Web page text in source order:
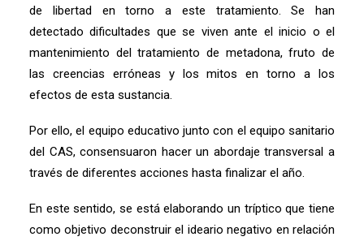
de libertad en torno a este tratamiento. Se han
detectado dificultades que se viven ante el inicio o el
mantenimiento del tratamiento de metadona, fruto de
las creencias erróneas y los mitos en torno a los
efectos de esta sustancia.
Por ello, el equipo educativo junto con el equipo sanitario
del CAS, consensuaron hacer un abordaje transversal a
través de diferentes acciones hasta finalizar el año.
En este sentido, se está elaborando un tríptico que tiene
como objetivo deconstruir el ideario negativo en relación